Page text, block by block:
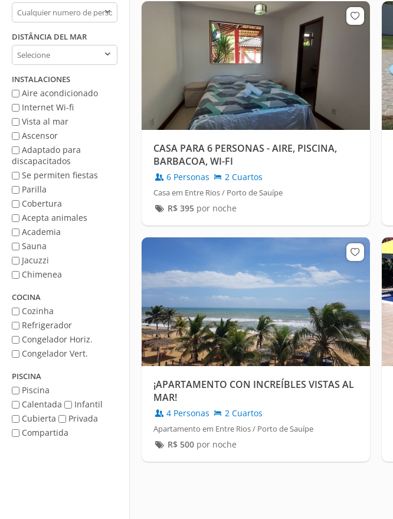
Maximo
de
personas
DISTÂNCIA DEL MAR
Distância
del
mar
INSTALACIONES
Aire acondicionado
Internet Wi-fi
Vista al mar
Ascensor
Adaptado para
discapacitados
Se permiten fiestas
Parilla
Cobertura
Acepta animales
Academia
Sauna
Jacuzzi
Chimenea
COCINA
Cozinha
Refrigerador
Congelador Horiz.
Congelador Vert.
PISCINA
Piscina
Calentada
Infantil
Cubierta
Privada
Compartida
CASA PARA 6 PERSONAS - AIRE, PISCINA,
BARBACOA, WI-FI
6 Personas 2 Cuartos
Casa em Entre Rios / Porto de Sauípe
R$ 395por noche
¡APARTAMENTO CON INCREÍBLES VISTAS AL
MAR!
4 Personas 2 Cuartos
Apartamento em Entre Rios / Porto de Sauípe
R$ 500por noche